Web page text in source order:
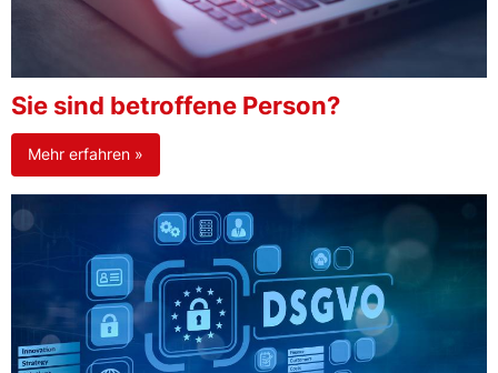
Sie sind betroffene Person?
Mehr erfahren »